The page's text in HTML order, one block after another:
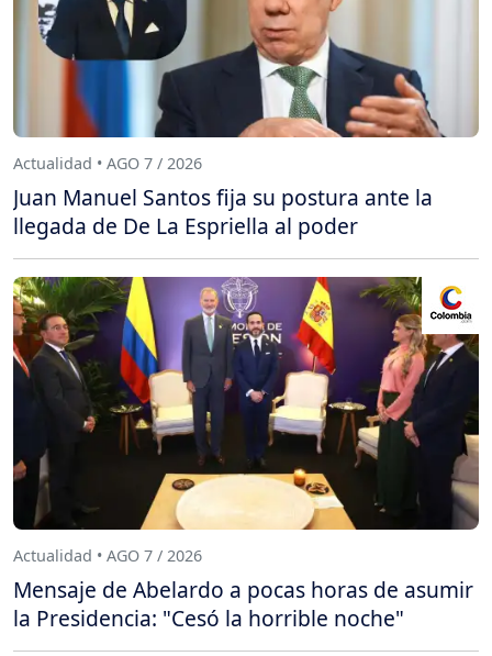
Actualidad • AGO 7 / 2026
Juan Manuel Santos fija su postura ante la
llegada de De La Espriella al poder
Actualidad • AGO 7 / 2026
Mensaje de Abelardo a pocas horas de asumir
la Presidencia: "Cesó la horrible noche"